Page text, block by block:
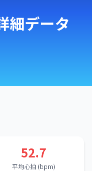
細データ
52.7
平均心拍 (bpm)